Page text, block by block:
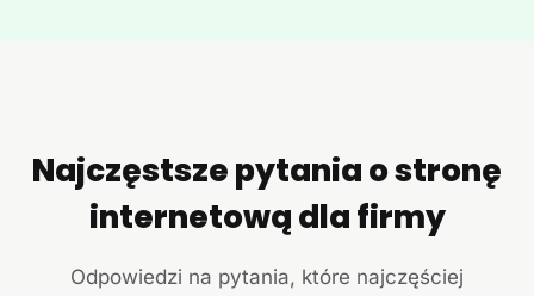
Najczęstsze pytania o stronę
internetową dla firmy
Odpowiedzi na pytania, które najczęściej